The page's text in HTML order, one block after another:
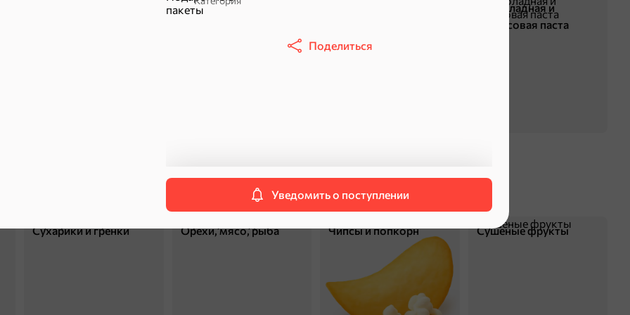
Поделиться
Уведомить о поступлении
Круассаны
Шоколадная и
арахисовая паста
Сухарики и гренки Орехи, мясо, рыба Чипсы и попкорн Сушеные фрукты